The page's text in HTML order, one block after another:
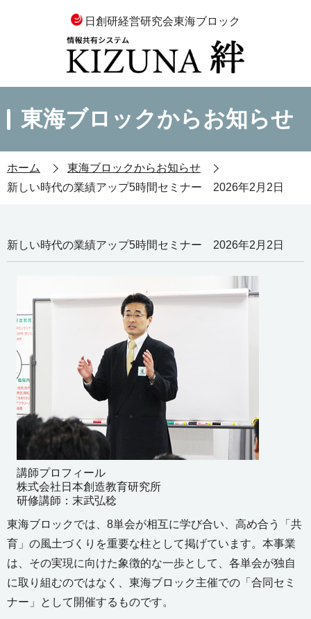
日創研経営研究会東海ブロック
東海ブロックからお知らせ
ホーム
東海ブロックからお知らせ
新しい時代の業績アップ5時間セミナー 2026年2月2日
新しい時代の業績アップ5時間セミナー 2026年2月2日
東海ブロックでは、8単会が相互に学び合い、高め合う「共
育」の風土づくりを重要な柱として掲げています。本事業
は、その実現に向けた象徴的な一歩として、各単会が独自
に取り組むのではなく、東海ブロック主催での「合同セミ
ナー」として開催するものです。
講師プロフィール
株式会社日本創造教育研究所
研修講師：末武弘稔